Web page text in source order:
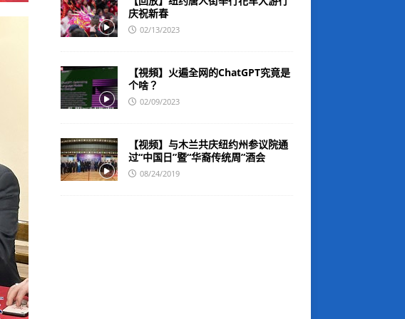
庆祝新春
02/13/2023
【視頻】火遍全网的ChatGPT究竟是
个啥？
02/09/2023
【视频】与木兰共庆纽约州参议院通
过“中国日”暨“华裔传统周”酒会
08/24/2019